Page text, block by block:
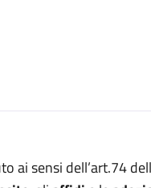
ai sensi dell’art.74